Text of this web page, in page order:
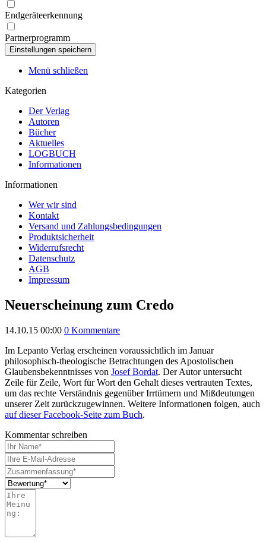
Endgeräteerkennung
Partnerprogramm
Menü schließen
Kategorien
Der Verlag
Autoren
Bücher
Aktuelles
LOGBUCH
Informationen
Informationen
Wer wir sind
Kontakt
Versand und Zahlungsbedingungen
Produktsicherheit
Widerrufsrecht
Datenschutz
AGB
Impressum
Neuerscheinung zum Credo
14.10.15 00:00 0 Kommentare
Im Lepanto Verlag erscheinen voraussichtlich im Januar
philosophisch-theologische Betrachtungen des Apostolischen
Glaubensbekenntnisses von Josef Bordat. Der Autor untersucht
Zeile für Zeile, Wort für Wort den Gehalt dieses vertrauten Textes,
um das rechte Verständnis gegenüber Irrtümern und Mißdeutungen
unserer Zeit zurückzugewinnen. Weitere Informationen folgen, auch
auf dieser Facebook-Seite zum Buch.
Kommentar schreiben